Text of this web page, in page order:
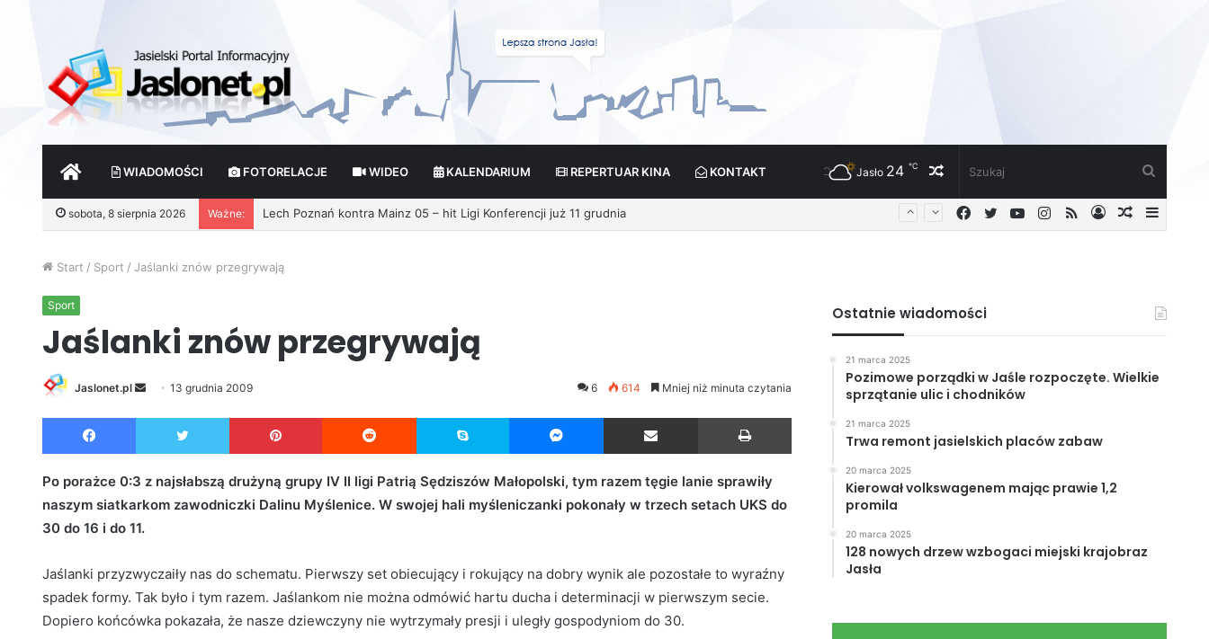
START WIADOMOŚCI FOTORELACJE WIDEO KALENDARIUM REPERTUAR KINA KONTAKT Losowy
artykuł
Jasło 24 ℃
sobota, 8 sierpnia 2026 Ważne:
Losowy
Zaloguj
RSS
Instagram
YouTube
Twitter
Facebook
Start / Sport / Jaślanki znów przegrywają
Sport
Jaślanki znów przegrywają
Jaslonet.pl
d
i
l
13 grudnia 2009 6 614 Mniej niż minuta czytania
Facebook Twitter Pinterest Reddit Skype Messenger Udostępnij przez Email
Po porażce 0:3 z najsłabszą drużyną grupy IV II ligi Patrią Sędziszów Małopolski, tym razem tęgie lanie sprawiły
naszym siatkarkom zawodniczki Dalinu Myślenice. W swojej hali myśleniczanki pokonały w trzech setach UKS do
30 do 16 i do 11.
Jaślanki przyzwyczaiły nas do schematu. Pierwszy set obiecujący i rokujący na dobry wynik ale pozostałe to wyraźny
spadek formy. Tak było i tym razem. Jaślankom nie można odmówić hartu ducha i determinacji w pierwszym secie.
Dopiero końcówka pokazała, że nasze dziewczyny nie wytrzymały presji i uległy gospodyniom do 30.
Ostatnie wiadomości
21 marca 2025
Pozimowe porządki w Jaśle rozpoczęte. Wielkie
sprzątanie ulic i chodników
21 marca 2025
Trwa remont jasielskich placów zabaw
20 marca 2025
Kierował volkswagenem mając prawie 1,2
promila
20 marca 2025
128 nowych drzew wzbogaci miejski krajobraz
Jasła